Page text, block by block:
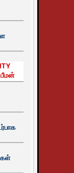
பீமன்